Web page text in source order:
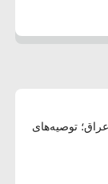
توصیه‌های